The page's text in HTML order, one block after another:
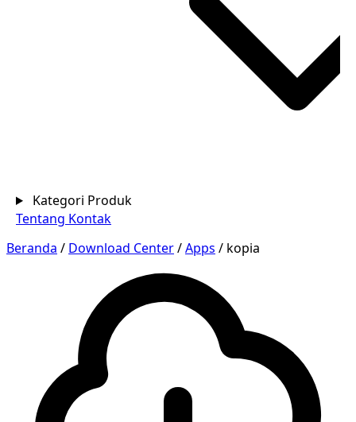
Kategori Produk
Tentang Kontak
Beranda / Download Center/Apps / kopia